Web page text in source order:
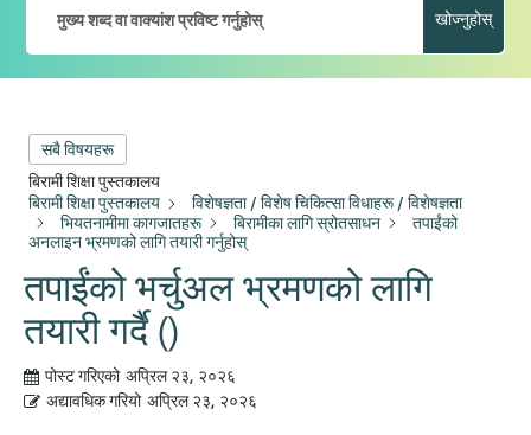
खोज्नुहोस्
सबै विषयहरू
बिरामी शिक्षा पुस्तकालय
बिरामी शिक्षा पुस्तकालय
विशेषज्ञता / विशेष चिकित्सा विधाहरू / विशेषज्ञता
भियतनामीमा कागजातहरू
बिरामीका लागि स्रोतसाधन
तपाईंको
अनलाइन भ्रमणको लागि तयारी गर्नुहोस्
तपाईंको भर्चुअल भ्रमणको लागि
तयारी गर्दै ()
पोस्ट गरिएको अप्रिल २३, २०२६
अद्यावधिक गरियो अप्रिल २३, २०२६